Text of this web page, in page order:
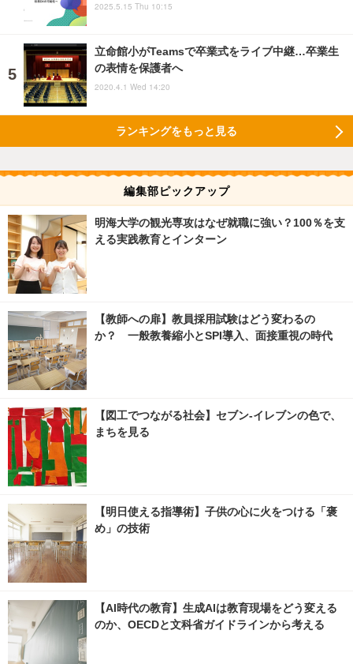
2025.5.15 Thu 10:15
立命館小がTeamsで卒業式をライブ中継…卒業生
の表情を保護者へ
2020.4.1 Wed 14:20
ランキングをもっと見る
編集部ピックアップ
明海大学の観光専攻はなぜ就職に強い？100％を支
える実践教育とインターン
【教師への扉】教員採用試験はどう変わるの
か？ 一般教養縮小とSPI導入、面接重視の時代
【図工でつながる社会】セブン‐イレブンの色で、
まちを見る
【明日使える指導術】子供の心に火をつける「褒
め」の技術
【AI時代の教育】生成AIは教育現場をどう変える
のか、OECDと文科省ガイドラインから考える